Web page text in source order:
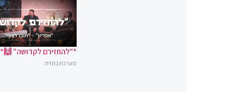
*"להחזירם לקדושה" 🙌*
מערכת בחזית